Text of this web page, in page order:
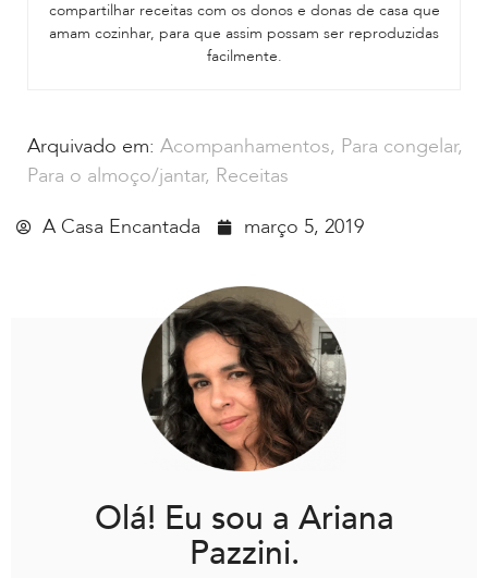
compartilhar receitas com os donos e donas de casa que
amam cozinhar, para que assim possam ser reproduzidas
facilmente.
Arquivado em: Acompanhamentos, Para congelar,
Para o almoço/jantar, Receitas
A Casa Encantada
março 5, 2019
Olá! Eu sou a Ariana
Pazzini.